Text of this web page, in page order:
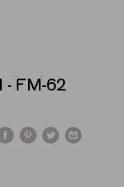
- FM-62